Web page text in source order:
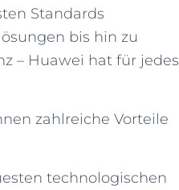
Standards
bis hin zu
– Huawei hat für jedes
zahlreiche Vorteile
technologischen